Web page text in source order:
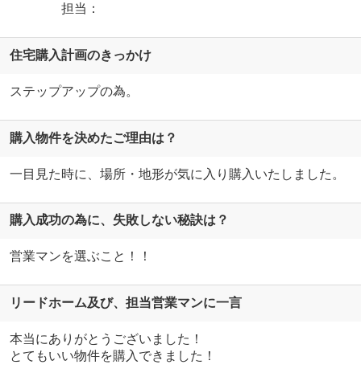
担当：
住宅購入計画のきっかけ
ステップアップの為。
購入物件を決めたご理由は？
一目見た時に、場所・地形が気に入り購入いたしました。
購入成功の為に、失敗しない秘訣は？
営業マンを選ぶこと！！
リードホーム及び、担当営業マンに一言
本当にありがとうございました！
とてもいい物件を購入できました！